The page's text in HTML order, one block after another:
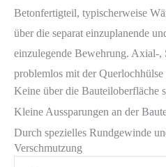
Betonfertigteil, typischerweise
über die separat einzuplanende
einzulegende Bewehrung. Axial-,
problemlos mit der Querlochhülse
Keine über die Bauteiloberfläche
Kleine Aussparungen an der
Durch spezielles Rundgewinde
Verschmutzung